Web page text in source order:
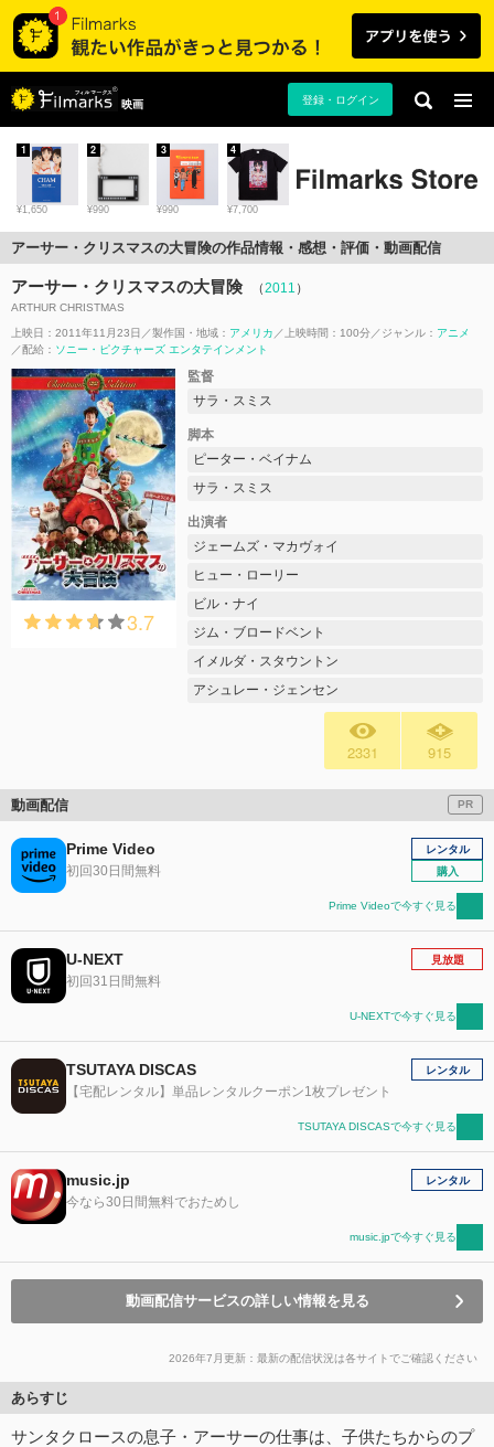
映画 登録・ログイン
¥1,650
1
¥990
2
¥990
3
¥7,700
4
アーサー・クリスマスの大冒険の作品情報・感想・評価・動画配信
アーサー・クリスマスの大冒険 （2011 ）
ARTHUR CHRISTMAS
上映日：2011年11月23日 製作国・地域： アメリカ 上映時間：100分 ジャンル： アニメ
配給： ソニー・ピクチャーズ エンタテインメント
3.7
監督
サラ・スミス
脚本
ピーター・ベイナム
サラ・スミス
出演者
ジェームズ・マカヴォイ
ヒュー・ローリー
ビル・ナイ
ジム・ブロードベント
イメルダ・スタウントン
アシュレー・ジェンセン
2331 915
動画配信 PR
Prime Video
初回30日間無料
レンタル
購入
Prime Videoで今すぐ見る
U-NEXT
初回31日間無料
見放題
U-NEXTで今すぐ見る
TSUTAYA DISCAS
【宅配レンタル】単品レンタルクーポン1枚プレゼント
レンタル
TSUTAYA DISCASで今すぐ見る
music.jp
今なら30日間無料でおためし
レンタル
music.jpで今すぐ見る
動画配信サービスの詳しい情報を見る
2026年7月更新：最新の配信状況は各サイトでご確認ください
あらすじ
サンタクロースの息子・アーサーの仕事は、子供たちからのプ